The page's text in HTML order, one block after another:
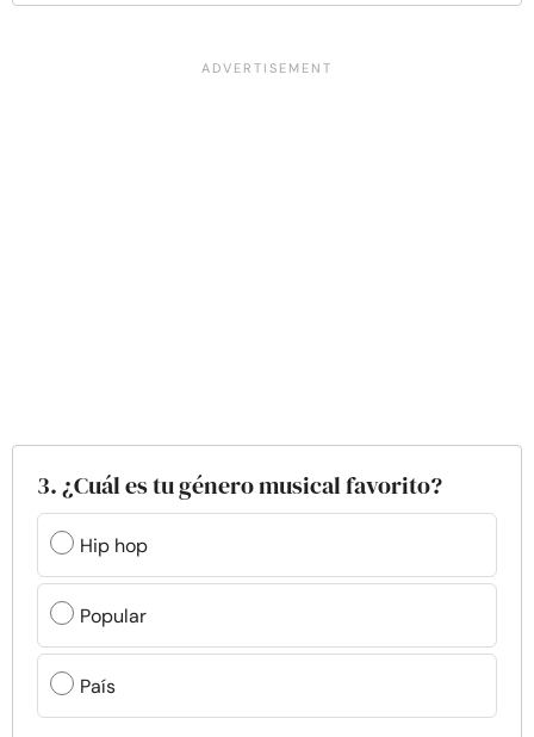
3. ¿Cuál es tu género musical favorito?
Hip hop
Popular
País